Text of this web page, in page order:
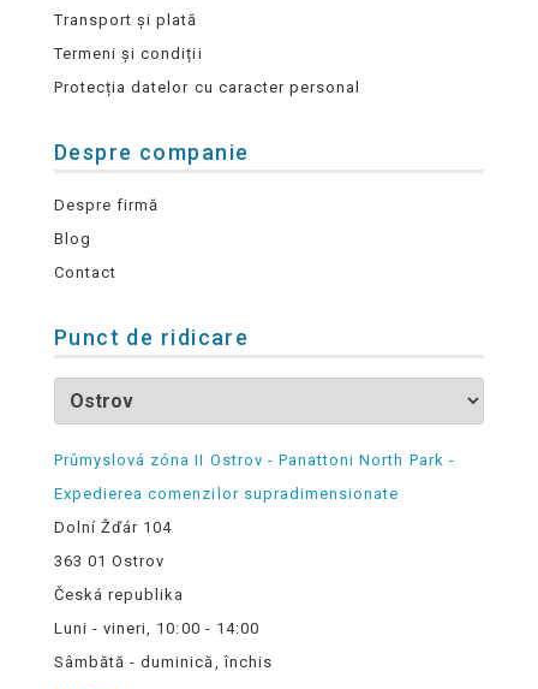
Transport și plată
Termeni și condiții
Protecția datelor cu caracter personal
Despre companie
Despre firmă
Blog
Contact
Punct de ridicare
Průmyslová zóna II Ostrov - Panattoni North Park -
Expedierea comenzilor supradimensionate
Dolní Žďár 104
363 01 Ostrov
Česká republika
Luni - vineri, 10:00 - 14:00
Sâmbătă - duminică, închis